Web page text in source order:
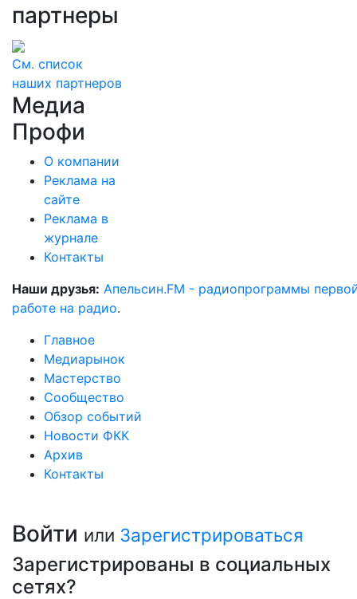
партнеры
См. список
наших партнеров
Медиа
Профи
О компании
Реклама на
сайте
Реклама в
журнале
Контакты
Наши друзья: Апельсин.FM - радиопрограммы
работе на радио.
Главное
Медиарынок
Мастерство
Сообщество
Обзор событий
Новости ФКК
Архив
Контакты
Войти или Зарегистрироваться
Зарегистрированы в социальных
сетях?